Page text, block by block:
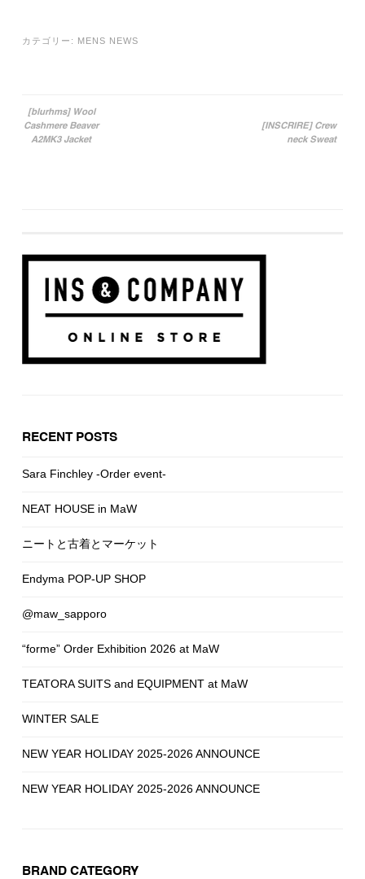
カテゴリー: MENS NEWS
投稿ナビゲーション
[blurhms] Wool
Cashmere Beaver
A2MK3 Jacket
[INSCRIRE] Crew
neck Sweat
RECENT POSTS
Sara Finchley -Order event-
NEAT HOUSE in MaW
ニートと古着とマーケット
Endyma POP-UP SHOP
@maw_sapporo
“forme” Order Exhibition 2026 at MaW
TEATORA SUITS and EQUIPMENT at MaW
WINTER SALE
NEW YEAR HOLIDAY 2025-2026 ANNOUNCE
NEW YEAR HOLIDAY 2025-2026 ANNOUNCE
BRAND CATEGORY